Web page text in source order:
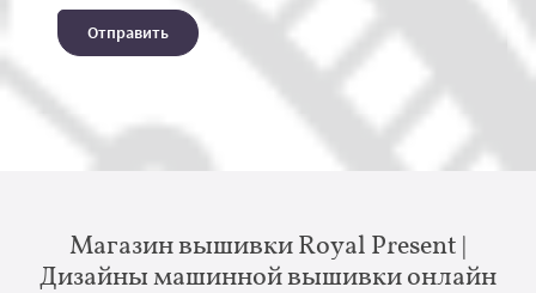
Отправить
Магазин вышивки Royal Present |
Дизайны машинной вышивки онлайн